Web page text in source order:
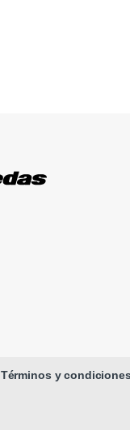
Términos y condiciones